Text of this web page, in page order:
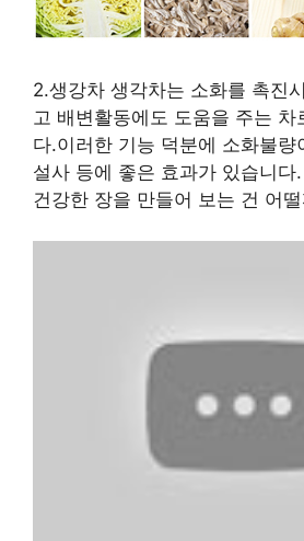
2.생강차 생각차는 소화를 촉진
고 배변활동에도 도움을 주는 차
다.이러한 기능 덕분에 소화불량
설사 등에 좋은 효과가 있습니다
건강한 장을 만들어 보는 건 어